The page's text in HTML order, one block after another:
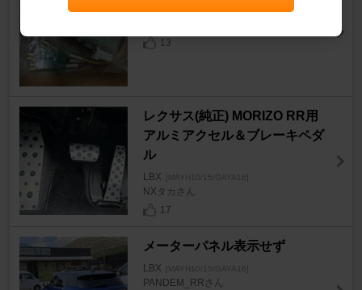
LBX
13
レクサス(純正) MORIZO RR用
アルミアクセル＆ブレーキペダ
ル
LBX [MAYH10/15/GAYA16]
NXタカさん
17
メーターパネル表示せず
LBX [MAYH10/15/GAYA16]
PANDEM_RRさん